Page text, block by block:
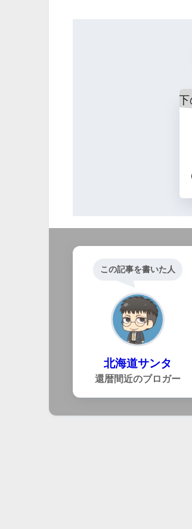
この記事を書いた人
北海道サンタ
還暦間近のブロガー